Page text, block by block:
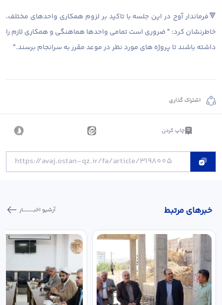
🔻فرماندار آوج در این جلسه با تاکید بر لزوم همکاری واحدهای مختلف،
خاطرنشان کرد: " ضروری است تمامی واحدها هماهنگی و همکاری لازم را
داشته باشند تا پروژه های مورد نظر در موعد مقرر به سرانجام برسند."
اشتراک گذاری
چاپ کردن
خبر‌های مرتبط آرشیو اخبـــــــــــار